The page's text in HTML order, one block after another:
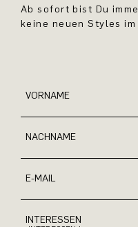
Ab sofort bist Du
keine neuen Styles im
VORNAME
NACHNAME
E-MAIL
INTERESSEN